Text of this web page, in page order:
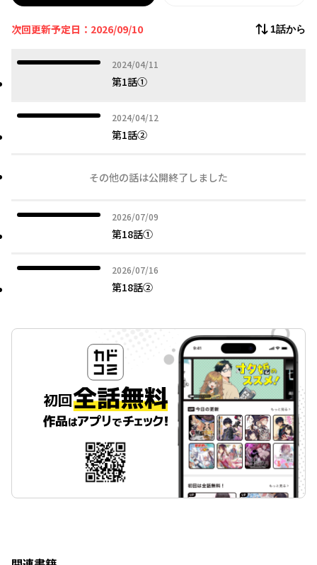
次回更新予定日：2026/09/10 1話から
2024/04/11
2024年04月11日
第1話①
2024/04/12
2024年04月12日
第1話②
その他の話は公開終了しました
2026/07/09
2026年07月09日
第18話①
2026/07/16
2026年07月16日
第18話②